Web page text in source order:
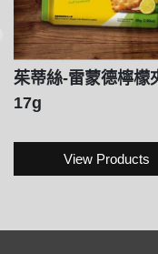
茱蒂絲-雷蒙德檸檬
17g
View Products